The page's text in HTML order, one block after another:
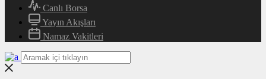
Canlı Borsa
Yayın Akışları
Namaz Vakitleri